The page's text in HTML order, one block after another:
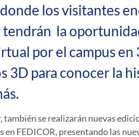
los visitantes
tendrán la
por el campus en
3D para conocer la
también se realizarán nuevas
en FEDICOR, presentando las